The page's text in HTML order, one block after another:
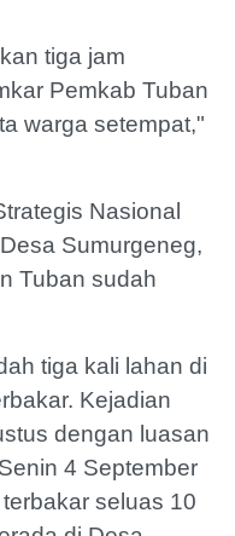
tiga jam
Pemkab Tuban
warga setempat,"
Nasional
Sumurgeneg,
Tuban sudah
tiga kali lahan di
Kejadian
dengan luasan
4 September
seluas 10